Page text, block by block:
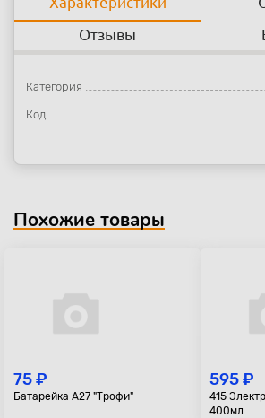
Отзывы
Категория
Код
Похожие товары
75 ₽
Батарейка A27 "Трофи"
595 ₽
415
400мл